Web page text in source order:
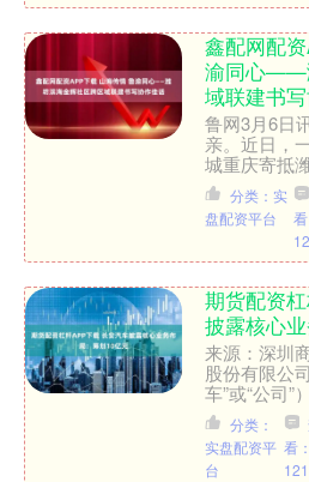
鑫配网配
渝同心——
域联建书
鲁网3月6日
亲。近日，
城重庆寄抵
区，落款为
重庆百村优
分类：实
盘配资平台
看
期货配资
披露核心
来源：深圳
股份有限公
车”或“公司”
11日接受了
象调研。在
分类：
实盘配资平
台
看：
121